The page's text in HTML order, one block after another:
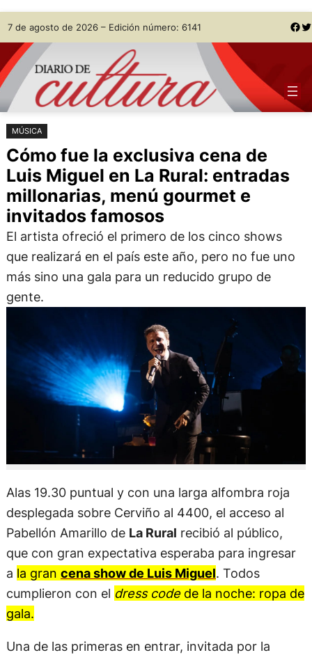
Saltar
al
contenido
Skip
to
content
7 de agosto de 2026 – Edición número: 6141 Facebook Twitter
MÚSICA
Cómo fue la exclusiva cena de
Luis Miguel en La Rural: entradas
millonarias, menú gourmet e
invitados famosos
El artista ofreció el primero de los cinco shows
que realizará en el país este año, pero no fue uno
más sino una gala para un reducido grupo de
gente.
Alas 19.30 puntual y con una larga alfombra roja
desplegada sobre Cerviño al 4400, el acceso al
Pabellón Amarillo de La Rural recibió al público,
que con gran expectativa esperaba para ingresar
a la gran cena show de Luis Miguel. Todos
cumplieron con el dress codede la noche: ropa de
gala.
Una de las primeras en entrar, invitada por la